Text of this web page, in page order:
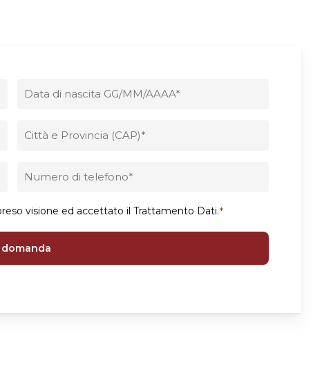
visione ed accettato il Trattamento Dati.*
domanda